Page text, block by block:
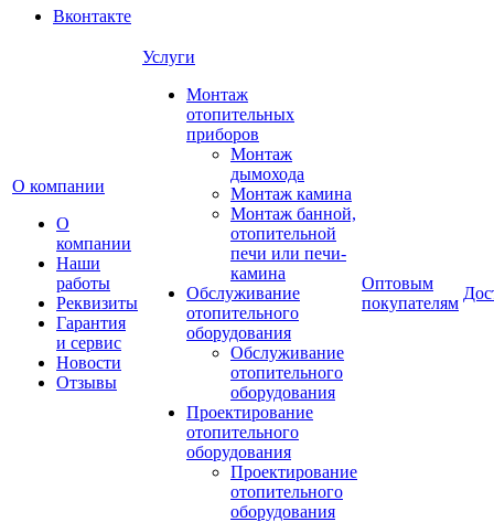
Вконтакте
О компании
О
компании
Наши
работы
Реквизиты
Гарантия
и сервис
Новости
Отзывы
Услуги
Монтаж
отопительных
приборов
Монтаж
дымохода
Монтаж камина
Монтаж банной,
отопительной
печи или печи-
камина
Обслуживание
отопительного
оборудования
Обслуживание
отопительного
оборудования
Проектирование
отопительного
оборудования
Проектирование
отопительного
оборудования
Оптовым
покупателям